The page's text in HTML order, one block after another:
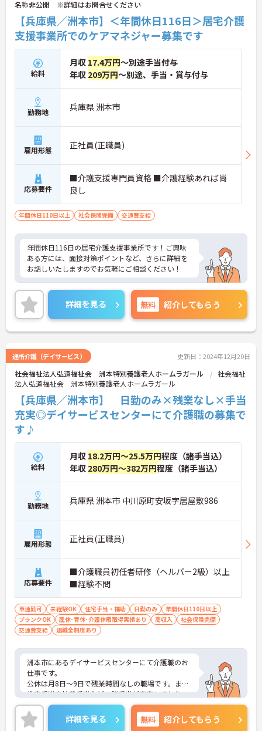
名称非公開 ※詳細はお問合せください
【兵庫県／洲本市】＜年間休日116日＞居宅介護
支援事業所でのケアマネジャー募集です
給料
月収 17.4万円～別途手当付与
年収 209万円～別途、手当・賞与付与
勤務地 兵庫県 洲本市
雇用形態 正社員(正職員)
応募要件
■介護支援専門員資格 ■介護経験あれば尚
良し
年間休日110日以上 社会保険完備 交通費支給
年間休日116日の居宅介護支援事業所です！ご興味
ある方には、面接対策ポイントなど、さらに詳細を
お話しいたしますのでお気軽にご相談ください！
詳細を見る 無料 紹介してもらう
通所介護（デイサービス） 更新日：2024年12月20日
社会福祉法人弘道福祉会 洲本特別養護老人ホームラガール
社会福祉
法人弘道福祉会 洲本特別養護老人ホームラガール
【兵庫県／洲本市】 日勤のみ×残業なし×手当
充実◎デイサービスセンターにて介護職の募集で
す♪
給料
月収 18.2万円～25.5万円程度（諸手当込）
年収 280万円～382万円程度（諸手当込）
勤務地 兵庫県 洲本市 中川原町安坂字居屋敷986
雇用形態 正社員(正職員)
応募要件
■介護職員初任者研修（ヘルパー2級）以上
■経験不問
車通勤可 未経験OK 住宅手当・補助 日勤のみ
年間休日110日以上
ブランクOK
産休･育休･介護休暇取得実績あり 高収入
社会保険完備
交通費支給
退職金制度あり
洲本市にあるデイサービスセンターにて介護職のお
仕事です。
公休は月8日～9日で残業時間なしの職場です。また
住宅手当や扶養手当などの諸手当が充実しており、
安心の待遇面が魅力的です♪
ご興味がある方は是非一度マイナビまでお問い合わ
せください。さらに詳細などお伝えします！
詳細を見る 無料 紹介してもらう